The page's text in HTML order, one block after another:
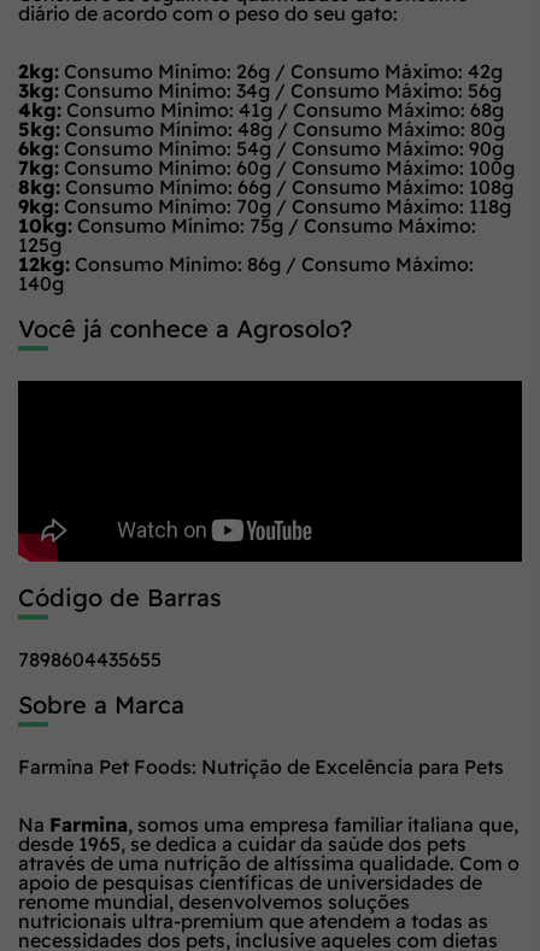
diário de acordo com o peso do seu gato:
2kg: Consumo Mínimo: 26g / Consumo Máximo: 42g
3kg: Consumo Mínimo: 34g / Consumo Máximo: 56g
4kg: Consumo Mínimo: 41g / Consumo Máximo: 68g
5kg: Consumo Mínimo: 48g / Consumo Máximo: 80g
6kg: Consumo Mínimo: 54g / Consumo Máximo: 90g
7kg: Consumo Mínimo: 60g / Consumo Máximo: 100g
8kg: Consumo Mínimo: 66g / Consumo Máximo: 108g
9kg: Consumo Mínimo: 70g / Consumo Máximo: 118g
10kg: Consumo Mínimo: 75g / Consumo Máximo:
125g
12kg: Consumo Mínimo: 86g / Consumo Máximo:
140g
Você já conhece a Agrosolo?
Código de Barras
7898604435655
Sobre a Marca
Farmina Pet Foods: Nutrição de Excelência para Pets
Na Farmina, somos uma empresa familiar italiana que,
desde 1965, se dedica a cuidar da saúde dos pets
através de uma nutrição de altíssima qualidade. Com o
apoio de pesquisas científicas de universidades de
renome mundial, desenvolvemos soluções
nutricionais ultra-premium que atendem a todas as
necessidades dos pets, inclusive aqueles com dietas